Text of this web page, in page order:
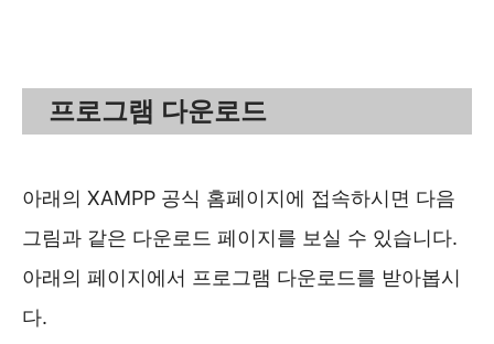
프로그램 다운로드
아래의 XAMPP 공식 홈페이지에 접속하시면 다음
그림과 같은 다운로드 페이지를 보실 수 있습니다.
아래의 페이지에서 프로그램 다운로드를 받아봅시
다.